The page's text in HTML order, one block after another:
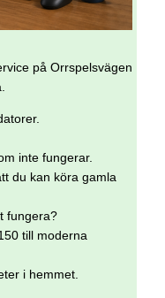
på Orrspelsvägen
inte fungerar.
du kan köra gamla
fungera?
till moderna
i hemmet.